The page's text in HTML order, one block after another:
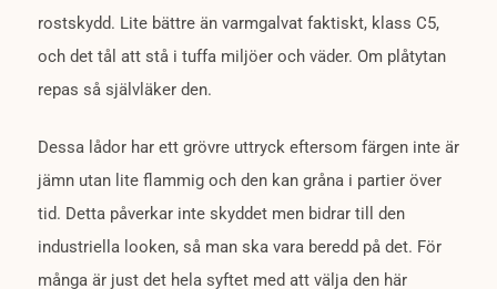
rostskydd. Lite bättre än varmgalvat faktiskt, klass C5,
och det tål att stå i tuffa miljöer och väder. Om plåtytan
repas så självläker den.
Dessa lådor har ett grövre uttryck eftersom färgen inte är
jämn utan lite flammig och den kan gråna i partier över
tid. Detta påverkar inte skyddet men bidrar till den
industriella looken, så man ska vara beredd på det. För
många är just det hela syftet med att välja den här